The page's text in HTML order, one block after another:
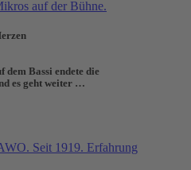
dem Bassi endete die
es geht weiter …